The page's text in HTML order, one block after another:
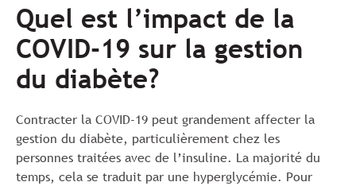
Quel est l’impact de la
COVID-19 sur la gestion
du diabète?
Contracter la COVID-19 peut grandement affecter la
gestion du diabète, particulièrement chez les
personnes traitées avec de l’insuline. La majorité du
temps, cela se traduit par une hyperglycémie. Pour